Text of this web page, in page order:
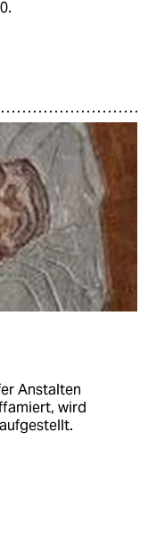
Anstalten
wird